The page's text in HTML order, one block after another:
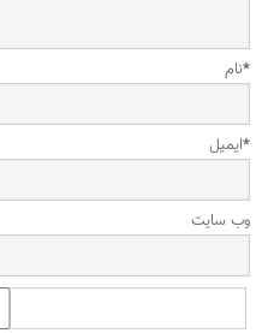
نام*
ایمیل*
وب‌ سایت